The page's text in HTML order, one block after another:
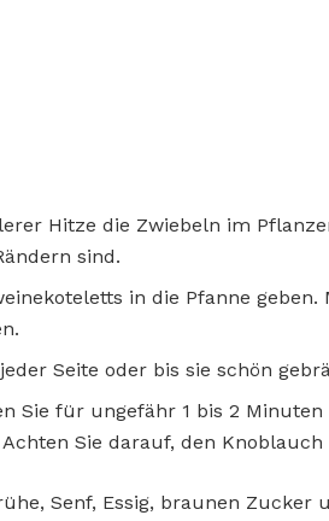
Hitze die Zwiebeln im
sind.
in die Pfanne
Seite oder bis sie schön
Sie für ungefähr 1 bis 2
Sie darauf, den
Senf, Essig, braunen Zucker